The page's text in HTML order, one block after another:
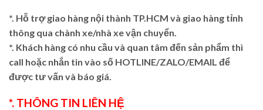
*. Hỗ trợ giao hàng nội thành TP.HCM và giao hàng tỉnh
thông qua chành xe/nhà xe vận chuyển.
*. Khách hàng có nhu cầu và quan tâm đến sản phẩm thì
call hoặc nhắn tin vào số HOTLINE/ZALO/EMAIL để
được tư vấn và báo giá.
*. THÔNG TIN LIÊN HỆ